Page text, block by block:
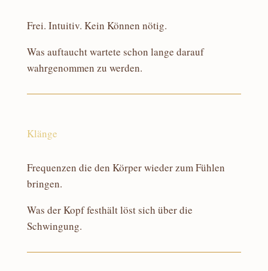
Frei. Intuitiv. Kein Können nötig.
Was auftaucht wartete schon lange darauf
wahrgenommen zu werden.
Klänge
Frequenzen die den Körper wieder zum Fühlen
bringen.
Was der Kopf festhält löst sich über die
Schwingung.